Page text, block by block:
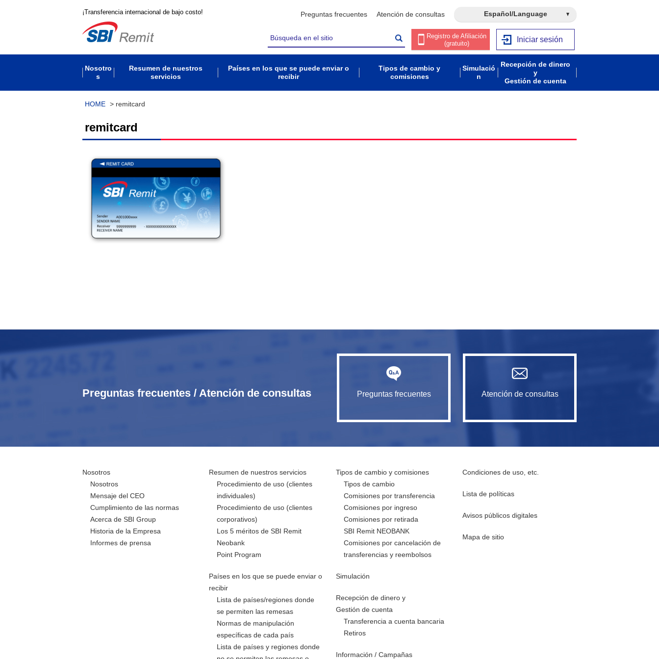
¡Transferencia internacional de bajo costo! Preguntas frecuentes Atención de consultas Español/Language
Registro de Afiliación
(gratuito)
Iniciar sesión
Nosotro
s
Resumen de nuestros
servicios
Países en los que se puede enviar o
recibir
Tipos de cambio y
comisiones
Simulació
n
Recepción de dinero
y
Gestión de cuenta
HOME > remitcard
remitcard
Preguntas frecuentes / Atención de consultas Preguntas frecuentes Atención de consultas
Nosotros
Nosotros
Mensaje del CEO
Cumplimiento de las normas
Acerca de SBI Group
Historia de la Empresa
Informes de prensa
Resumen de nuestros servicios
Procedimiento de uso (clientes
individuales)
Procedimiento de uso (clientes
corporativos)
Los 5 méritos de SBI Remit
Neobank
Point Program
Países en los que se puede enviar o
recibir
Lista de países/regiones donde
se permiten las remesas
Normas de manipulación
específicas de cada país
Lista de países y regiones donde
Tipos de cambio y comisiones
Tipos de cambio
Comisiones por transferencia
Comisiones por ingreso
Comisiones por retirada
SBI Remit NEOBANK
Comisiones por cancelación de
transferencias y reembolsos
Simulación
Recepción de dinero y
Gestión de cuenta
Transferencia a cuenta bancaria
Retiros
Información / Campañas
Condiciones de uso, etc.
Lista de políticas
Avisos públicos digitales
Mapa de sitio